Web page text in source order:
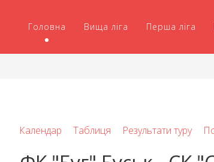
Головна Вища ліга Перша ліга
Календар Таблиця Результати туру